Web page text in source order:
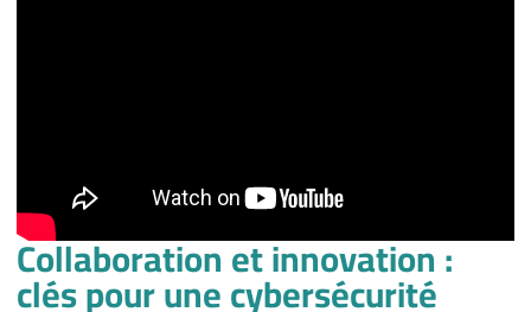
Collaboration et innovation :
clés pour une cybersécurité